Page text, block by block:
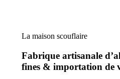
La maison scouflaire
Fabrique artisanale
fines & importation de